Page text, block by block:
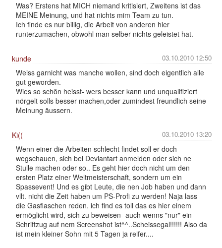
Was? Erstens hat MICH niemand kritisiert, Zweitens ist das
MEINE Meinung, und hat nichts mim Team zu tun.
Ich finde es nur billig, die Arbeit von anderen hier
runterzumachen, obwohl man selber nichts geleistet hat.
03.10.2010 12:50
kunde
Weiss garnicht was manche wollen, sind doch eigentlich alle
gut geworden.
Wies so schön heisst- wers besser kann und unqualifiziert
nörgelt solls besser machen,oder zumindest freundlich seine
Meinung äussern.
03.10.2010 13:20
Ki((
Wenn einer die Arbeiten schlecht findet soll er doch
wegschauen, sich bei Deviantart anmelden oder sich ne
Stulle machen oder so.. Es geht hier doch nicht um den
ersten Platz einer Weltmeisterschaft, sondern um ein
Spassevent! Und es gibt Leute, die nen Job haben und dann
vllt. nicht die Zeit haben um PS-Profi zu werden! Naja lass
die Gasflaschen reden. ich find es toll das es hier einem
ermöglicht wird, sich zu beweisen- auch wenns "nur" ein
Schriftzug auf nem Screenshot ist^^..Scheissegal!!!!!! Also da
ist mein kleiner Sohn mit 5 Tagen ja reifer....